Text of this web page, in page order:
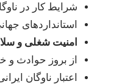
شرایط کار در
استانداردهای
امنیت شغلی و
از بروز حوادث و
اعتبار ناوگان